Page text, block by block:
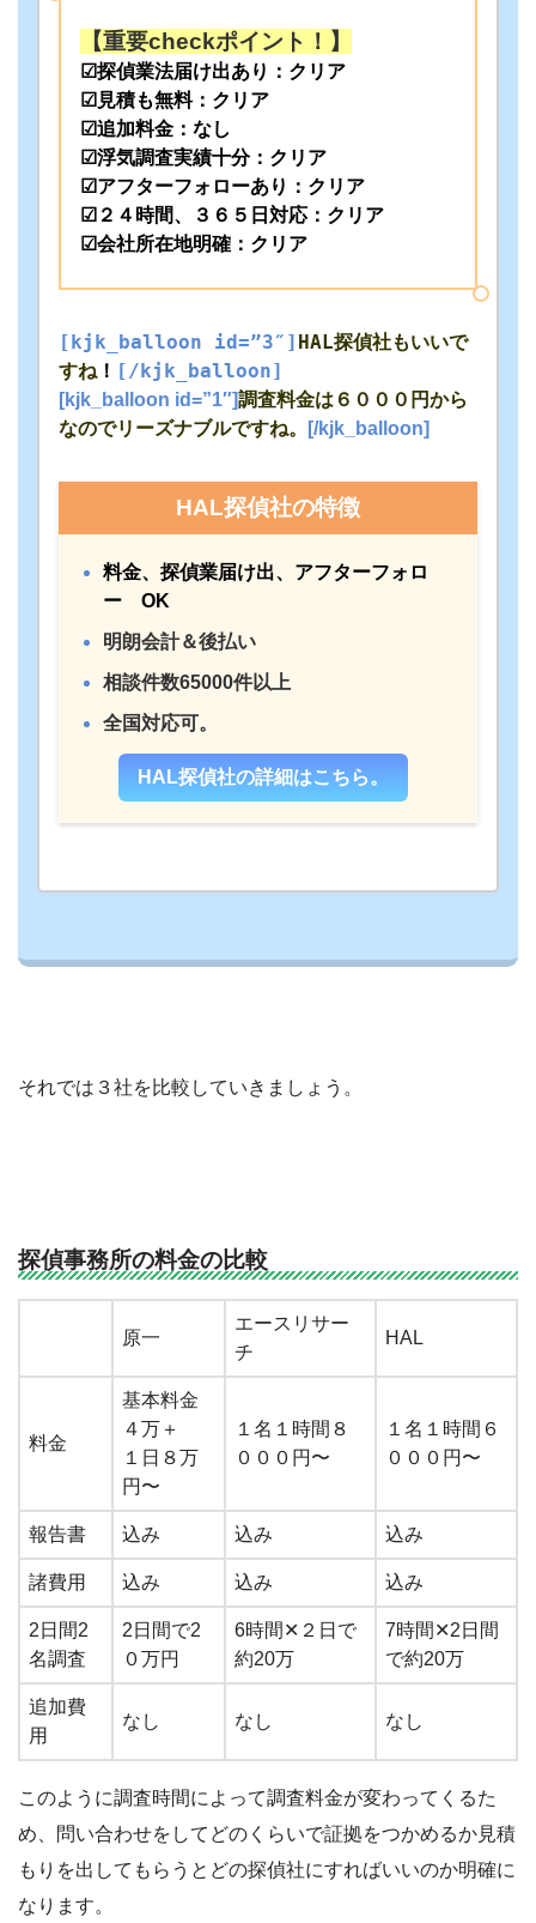
【重要checkポイント！】
☑探偵業法届け出あり：クリア
☑見積も無料：クリア
☑追加料金：なし
☑浮気調査実績十分：クリア
☑アフターフォローあり：クリア
☑２４時間、３６５日対応：クリア
☑会社所在地明確：クリア
[kjk_balloon id=”3″] HAL探偵社もいいで
すね！ [/kjk_balloon]
[kjk_balloon id=”1″]調査料金は６０００円から
なのでリーズナブルですね。
[/kjk_balloon]
HAL探偵社の特徴
料金、探偵業届け出、アフターフォロ
ー OK
明朗会計＆後払い
相談件数65000件以上
全国対応可。
HAL探偵社の詳細はこちら。
それでは３社を比較していきましょう。
探偵事務所の料金の比較
原一
エースリサー
チ
HAL
料金
基本料金
４万＋
１日８万
円〜
１名１時間８
０００円〜
１名１時間６
０００円〜
報告書 込み 込み 込み
諸費用 込み 込み 込み
2日間2
名調査
2日間で2
０万円
6時間✕２日で
約20万
7時間✕2日間
で約20万
追加費
用
なし なし なし
このように調査時間によって調査料金が変わってくるた
め、問い合わせをしてどのくらいで証拠をつかめるか見積
もりを出してもらうとどの探偵社にすればいいのか明確に
なります。